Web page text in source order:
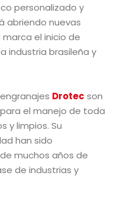
personalizado y
abriendo nuevas
el inicio de
industria brasileña y
Drotec son
el manejo de toda
y limpios. Su
han sido
muchos años de
de industrias y